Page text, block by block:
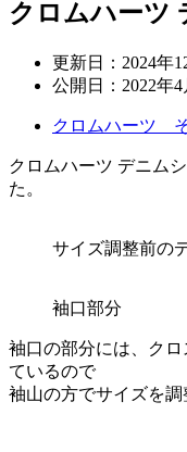
クロムハーツ
更新日： 2024年
公開日： 2022年4
クロムハーツ
クロムハーツ デニム
た。
サイズ調整前の
袖口部分
袖口の部分には、ク
ているので
袖山の方でサイズを調